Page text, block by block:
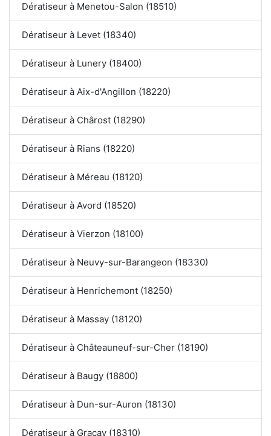
Dératiseur à Menetou-Salon (18510)
Dératiseur à Levet (18340)
Dératiseur à Lunery (18400)
Dératiseur à Aix-d'Angillon (18220)
Dératiseur à Chârost (18290)
Dératiseur à Rians (18220)
Dératiseur à Méreau (18120)
Dératiseur à Avord (18520)
Dératiseur à Vierzon (18100)
Dératiseur à Neuvy-sur-Barangeon (18330)
Dératiseur à Henrichemont (18250)
Dératiseur à Massay (18120)
Dératiseur à Châteauneuf-sur-Cher (18190)
Dératiseur à Baugy (18800)
Dératiseur à Dun-sur-Auron (18130)
Dératiseur à Graçay (18310)